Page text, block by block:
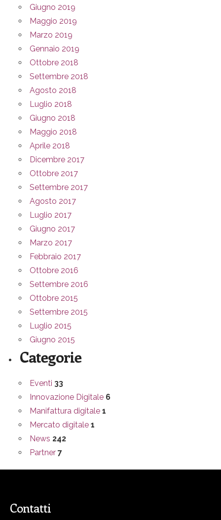
Giugno 2019
Maggio 2019
Marzo 2019
Gennaio 2019
Ottobre 2018
Settembre 2018
Agosto 2018
Luglio 2018
Giugno 2018
Maggio 2018
Aprile 2018
Dicembre 2017
Ottobre 2017
Settembre 2017
Agosto 2017
Luglio 2017
Giugno 2017
Marzo 2017
Febbraio 2017
Ottobre 2016
Settembre 2016
Ottobre 2015
Settembre 2015
Luglio 2015
Giugno 2015
Categorie
Eventi 33
Innovazione Digitale 6
Manifattura digitale 1
Mercato digitale 1
News 242
Partner 7
Contatti